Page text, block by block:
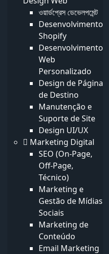
ওয়ার্ডপ্রেস ডেভেলপমেন্ট
Desenvolvimento
Shopify
Desenvolvimento
Web
Personalizado
Design de Página
de Destino
Manutenção e
Suporte de Site
Design UI/UX
Marketing Digital
SEO (On-Page,
Off-Page,
Técnico)
Marketing e
Gestão de Mídias
Sociais
Marketing de
Conteúdo
Email Marketing
Como
de 117% na
parecer impressionante—
é um custo;
de uma taxa de...Mais
é a Nova Base
em 2025
"o conteúdo é rei".
não é nada sem uma base
Mais detalhes